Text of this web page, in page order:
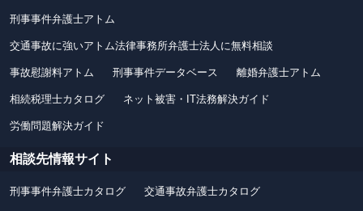
刑事事件弁護士アトム
交通事故に強いアトム法律事務所弁護士法人に無料相談
事故慰謝料アトム 刑事事件データベース 離婚弁護士アトム
相続税理士カタログ ネット被害・IT法務解決ガイド
労働問題解決ガイド
相談先情報サイト
刑事事件弁護士カタログ 交通事故弁護士カタログ